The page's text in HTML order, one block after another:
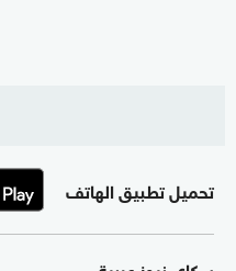
تحميل تطبيق الهاتف